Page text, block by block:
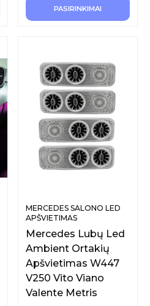
PASIRINKIMAI
MERCEDES SALONO LED
APŠVIETIMAS
Mercedes Lubų Led
Ambient Ortakių
Apšvietimas W447
V250 Vito Viano
Valente Metris